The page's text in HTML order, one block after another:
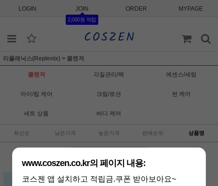
LOGIN JOIN
2,000원 적립
ORDER MYPAGE
리플레닉스(Replenix) > 클렌져
클렌져 각질관리/팩 에센스/세럼
아이/립 케어 크림/로션 썬 케어
세트 상품 바디 케어
최신순 낮은가격 높은가격 판매순위 상품명
리플레닉스 그린티 젠틀 수딩 클렌저
www.coszen.co.kr의 페이지 내용:
코스젠 앱 설치하고 적립금.쿠폰 받아보아요~